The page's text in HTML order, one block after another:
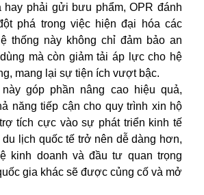
hay phải gửi bưu phẩm, OPR đánh
phá trong việc hiện đại hóa các
thống này không chỉ đảm bảo an
mà còn giảm tải áp lực cho hệ
mang lại sự tiện ích vượt bậc.
góp phần nâng cao hiệu quả,
năng tiếp cận cho quy trình xin hộ
tích cực vào sự phát triển kinh tế
lịch quốc tế trở nên dễ dàng hơn,
kinh doanh và đầu tư quan trọng
gia khác sẽ được củng cố và mở